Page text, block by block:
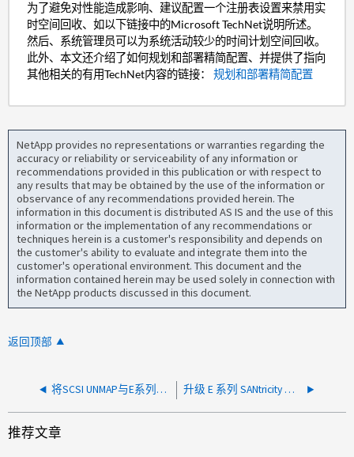
为了避免对性能造成影响、建议配置一个注册表设置来禁用实
时空间回收、如以下链接中的Microsoft TechNet说明所述。
然后、系统管理员可以为系统活动较少的时间计划空间回收。
此外、本文还介绍了如何规划和部署精简配置、并提供了指向
其他相关的有用TechNet内容的链接： 规划和部署精简配置
NetApp provides no representations or warranties regarding the
accuracy or reliability or serviceability of any information or
recommendations provided in this publication or with respect to
any results that may be obtained by the use of the information or
observance of any recommendations provided herein. The
information in this document is distributed AS IS and the use of this
information or the implementation of any recommendations or
techniques herein is a customer's responsibility and depends on
the customer's ability to evaluate and integrate them into the
customer's operational environment. This document and the
information contained herein may be used solely in connection with
the NetApp products discussed in this document.
返回顶部
将SCSI UNMAP与E系列精简卷结合使用时、VMware需要考虑哪些事项？ 升级 E 系列 SANtricity 操作系统的最佳实践是什么？
推荐文章